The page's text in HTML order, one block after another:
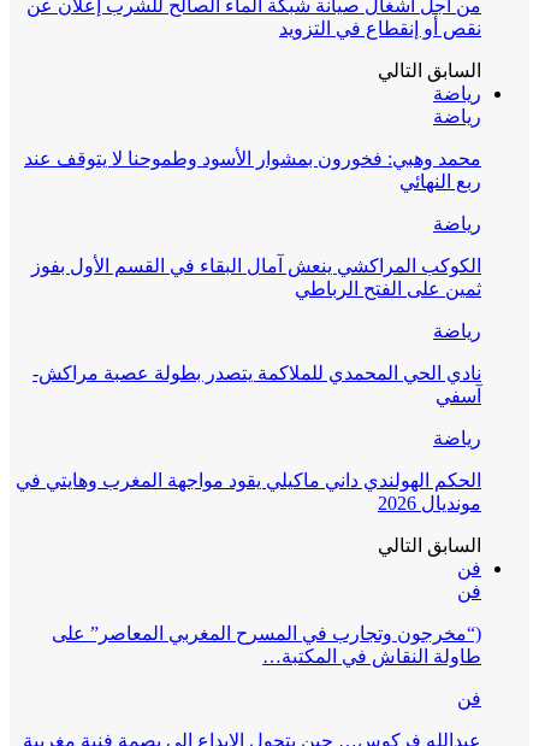
من أجل أشغال صيانة شبكة الماء الصالح للشرب إعلان عن
نقص أو إنقطاع في التزويد
السابق التالي
رياضة
رياضة
محمد وهبي: فخورون بمشوار الأسود وطموحنا لا يتوقف عند
ربع النهائي
رياضة
الكوكب المراكشي ينعش آمال البقاء في القسم الأول بفوز
ثمين على الفتح الرباطي
رياضة
نادي الحي المحمدي للملاكمة يتصدر بطولة عصبة مراكش-
آسفي
رياضة
الحكم الهولندي داني ماكيلي يقود مواجهة المغرب وهايتي في
مونديال 2026
السابق التالي
فن
فن
(“مخرجون وتجارب في المسرح المغربي المعاصر” على
طاولة النقاش في المكتبة…
فن
عبدالله فركوس… حين يتحول الإبداع إلى بصمة فنية مغربية